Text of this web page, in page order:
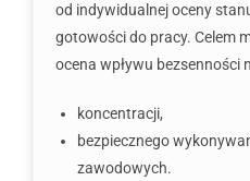
od indywidualnej oceny
gotowości do pracy. Celem
ocena wpływu bezsenności
koncentracji,
bezpiecznego
zawodowych.